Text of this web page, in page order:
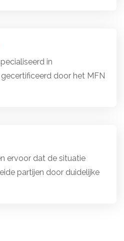
in
door het MFN
ervoor dat de situatie
partijen door duidelijke